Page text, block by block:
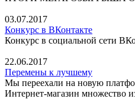
03.07.2017
Конкурс в ВКонтакте
Конкурс в социальной сети
22.06.2017
Перемены к лучшему
Мы переехали на новую
Интернет-магазин множество